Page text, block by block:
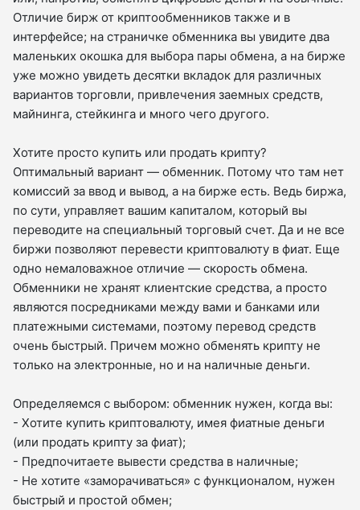
Отличие бирж от криптообменников также и в
интерфейсе; на страничке обменника вы увидите два
маленьких окошка для выбора пары обмена, а на бирже
уже можно увидеть десятки вкладок для различных
вариантов торговли, привлечения заемных средств,
майнинга, стейкинга и много чего другого.
Хотите просто купить или продать крипту?
Оптимальный вариант — обменник. Потому что там нет
комиссий за ввод и вывод, а на бирже есть. Ведь биржа,
по сути, управляет вашим капиталом, который вы
переводите на специальный торговый счет. Да и не все
биржи позволяют перевести криптовалюту в фиат. Еще
одно немаловажное отличие — скорость обмена.
Обменники не хранят клиентские средства, а просто
являются посредниками между вами и банками или
платежными системами, поэтому перевод средств
очень быстрый. Причем можно обменять крипту не
только на электронные, но и на наличные деньги.
Определяемся с выбором: обменник нужен, когда вы:
- Хотите купить криптовалюту, имея фиатные деньги
(или продать крипту за фиат);
- Предпочитаете вывести средства в наличные;
- Не хотите «заморачиваться» с функционалом, нужен
быстрый и простой обмен;